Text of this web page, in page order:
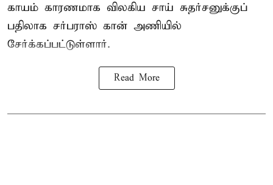
காயம் காரணமாக விலகிய சாய் சுதர்சனுக்குப்
பதிலாக சர்பராஸ் கான் அணியில்
சேர்க்கப்பட்டுள்ளார்.
Read More